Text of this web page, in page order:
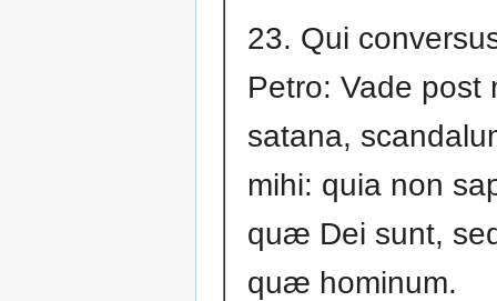
23. Qui
Petro: Vade post
satana,
mihi: quia non
quæ Dei sunt,
quæ hominum.